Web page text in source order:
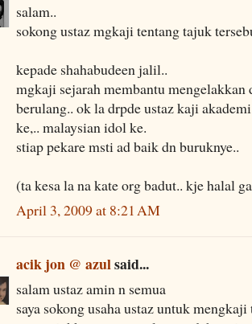
salam..
sokong ustaz mgkaji tentang tajuk
kepade shahabudeen jalil..
mgkaji sejarah membantu mengelakkan
berulang.. ok la drpde ustaz kaji
ke,.. malaysian idol ke.
stiap pekare msti ad baik dn buruknye..
(ta kesa la na kate org badut.. kje halal
April 3, 2009 at 8:21 AM
acik jon @ azulsaid...
salam ustaz amin n semua
saya sokong usaha ustaz untuk